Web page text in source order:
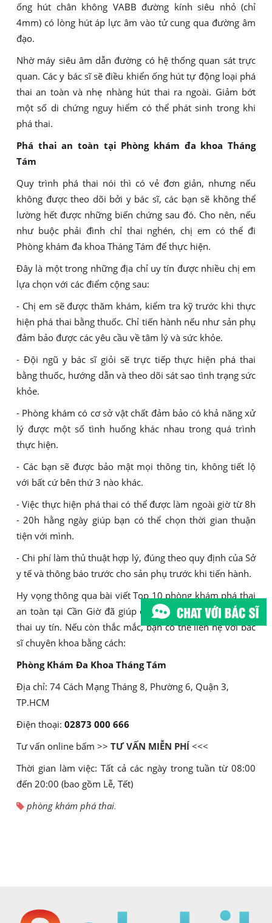
ống hút chân không VABB đường kính siêu nhỏ (chỉ
4mm) có lòng hút áp lực âm vào tử cung qua đường âm
đạo.
Nhờ máy siêu âm dẫn đường có hệ thống quan sát trực
quan. Các y bác sĩ sẽ điều khiển ống hút tự động loại phá
thai an toàn và nhẹ nhàng hút thai ra ngoài. Giảm bớt
một số di chứng nguy hiểm có thể phát sinh trong khi
phá thai.
Phá thai an toàn tại Phòng khám đa khoa Tháng
Tám
Quy trình phá thai nói thì có vẻ đơn giản, nhưng nếu
không được theo dõi bởi y bác sĩ, các bạn sẽ không thể
lường hết được những biến chứng sau đó. Cho nên, nếu
như buộc phải đình chỉ thai nghén, chị em có thể đi
Phòng khám đa khoa Tháng Tám để thực hiện.
Đây là một trong những địa chỉ uy tín được nhiều chị em
lựa chọn với các điểm cộng sau:
- Chị em sẽ được thăm khám, kiểm tra kỹ trước khi thực
hiện phá thai bằng thuốc. Chỉ tiến hành nếu như sản phụ
đảm bảo được các yêu cầu về tâm lý và sức khỏe.
- Đội ngũ y bác sĩ giỏi sẽ trực tiếp thực hiện phá thai
bằng thuốc, hướng dẫn và theo dõi sát sao tình trạng sức
khỏe.
- Phòng khám có cơ sở vật chất đảm bảo có khả năng xử
lý được một số tình huống khác nhau trong quá trình
thực hiện.
- Các bạn sẽ được bảo mật mọi thông tin, không tiết lộ
với bất cứ bên thứ 3 nào khác.
- Việc thực hiện phá thai có thể được làm ngoài giờ từ 8h
- 20h hằng ngày giúp bạn có thể chọn thời gian thuận
tiện với mình.
- Chi phí làm thủ thuật hợp lý, đúng theo quy định của Sở
y tế và thông báo trước cho sản phụ trước khi tiến hành.
Hy vọng thông qua bài viết Top 10 phòng khám phá thai
an toàn tại Cần Giờ đã giúp chị em nắm rõ địa chỉ phá
thai uy tín. Nếu còn thắc mắc, bạn có thể liên hệ với bác
sĩ chuyên khoa bằng cách:
Phòng Khám Đa Khoa Tháng Tám
Địa chỉ: 74 Cách Mạng Tháng 8, Phường 6, Quận 3,
TP.HCM
Điện thoại: 02873 000 666
Tư vấn online bấm >> TƯ VẤN MIỄN PHÍ <<<
Thời gian làm việc: Tất cả các ngày trong tuần từ 08:00
đến 20:00 (bao gồm Lễ, Tết)
phòng khám phá thai.